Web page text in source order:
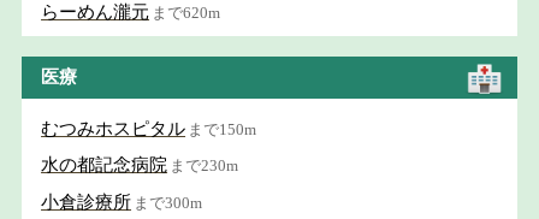
らーめん瀧元 まで620m
医療
むつみホスピタル まで150m
水の都記念病院 まで230m
小倉診療所 まで300m